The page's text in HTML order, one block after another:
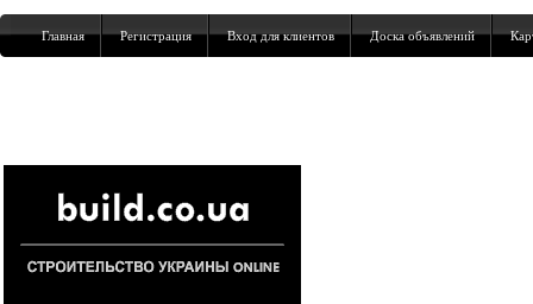
Главная Регистрация Вход для клиентов Доска объявлений